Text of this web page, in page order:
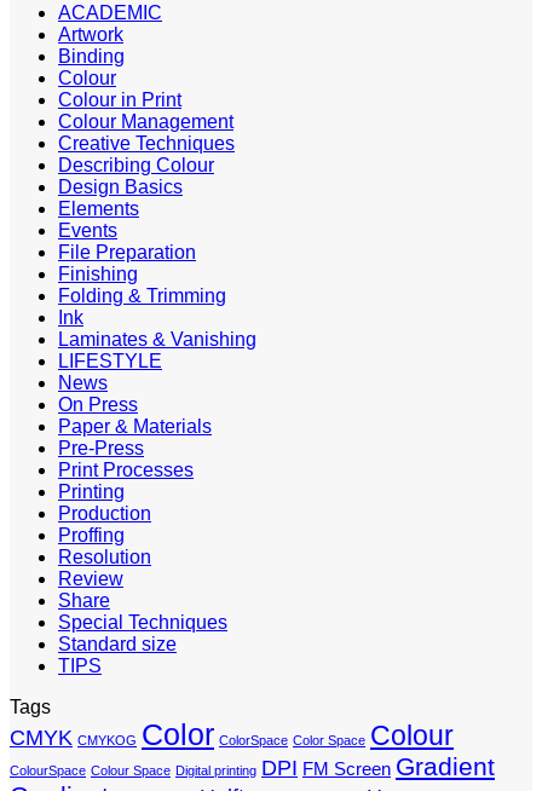
ACADEMIC
Artwork
Binding
Colour
Colour in Print
Colour Management
Creative Techniques
Describing Colour
Design Basics
Elements
Events
File Preparation
Finishing
Folding & Trimming
Ink
Laminates & Vanishing
LIFESTYLE
News
On Press
Paper & Materials
Pre-Press
Print Processes
Printing
Production
Proffing
Resolution
Review
Share
Special Techniques
Standard size
TIPS
Tags
CMYK CMYKOG Color ColorSpace Color Space Colour
ColourSpace Colour Space Digital printing DPI FM Screen Gradient